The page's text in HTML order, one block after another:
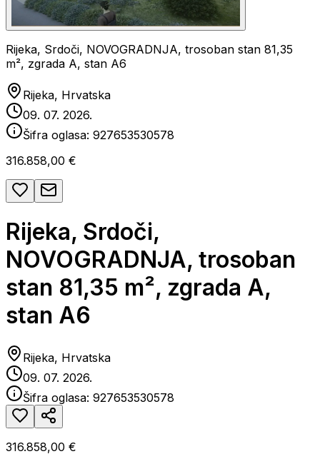
Rijeka, Srdoči, NOVOGRADNJA, trosoban stan 81,35
m², zgrada A, stan A6
Rijeka, Hrvatska
09. 07. 2026.
Šifra oglasa: 927653530578
316.858,00 €
Rijeka, Srdoči,
NOVOGRADNJA, trosoban
stan 81,35 m², zgrada A,
stan A6
Rijeka, Hrvatska
09. 07. 2026.
Šifra oglasa: 927653530578
316.858,00 €